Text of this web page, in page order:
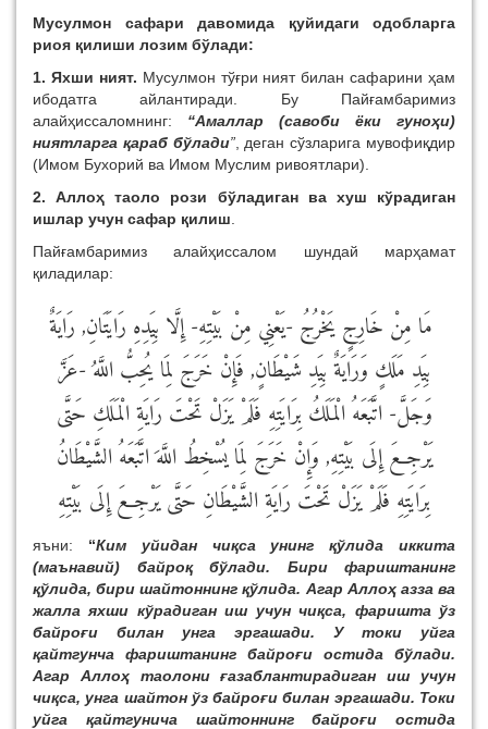
Мусулмон сафари давомида қуйидаги одобларга
риоя қилиши лозим бўлади:
1. Яхши ният. Мусулмон тўғри ният билан сафарини ҳам
ибодатга айлантиради. Бу Пайғамбаримиз
алайҳиссаломнинг:
“Амаллар (савоби ёки гуноҳи)
ниятларга қараб бўлади”, деган сўзларига мувофиқдир
(Имом Бухорий ва Имом Муслим ривоятлари).
2. Аллоҳ таоло рози бўладиган ва хуш кўрадиган
ишлар учун сафар қилиш
Пайғамбаримиз алайҳиссалом шундай марҳамат
қиладилар:
مَا مِنْ خَارِجٍ يَخْرُجُ -يَعْنِي مِنْ بَيْتِهِ- إِلَّا بِيَدِهِ رَايَتَانِ, رَايَةٌ
بِيَدِ مَلَكٍ وَرَايَةٌ بِيَدِ شَيْطَانٍ, فَإِنْ خَرَجَ لِمَا يُحِبُّ اللَّهُ -عَزَّ
وَجَلَّ- اتَّبَعَهُ الْمَلَكُ بِرَايَتِهِ فَلَمْ يَزَلْ تَحْتَ رَايَةِ الْمَلَكِ حَتَّى
يَرْجِعَ إِلَى بَيْتِهِ, وَإِنْ خَرَجَ لِمَا يُسْخِطُ اللَّهَ اتَّبَعَهُ الشَّيْطَانُ
بِرَايَتِهِ فَلَمْ يَزَلْ تَحْتَ رَايَةِ الشَّيْطَانِ حَتَّى يَرْجِعَ إِلَى بَيْتِهِ
яъни: “Ким уйидан чиқса унинг қўлида иккита
(маънавий) байроқ бўлади. Бири фариштанинг
қўлида, бири шайтоннинг қўлида. Агар Аллоҳ азза ва
жалла яхши кўрадиган иш учун чиқса, фаришта ўз
байроғи билан унга эргашади. У токи уйга
қайтгунча фариштанинг байроғи остида бўлади.
Агар Аллоҳ таолони ғазаблантирадиган иш учун
чиқса, унга шайтон ўз байроғи билан эргашади. Токи
уйга қайтгунича шайтоннинг байроғи остида